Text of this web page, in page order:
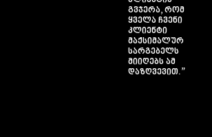
გვჯერა, რომ
ყველა ჩვენი
კლიენტი
მაქსიმალურ
სარგებელს
მიიღებს ამ
დაზღვევით.”